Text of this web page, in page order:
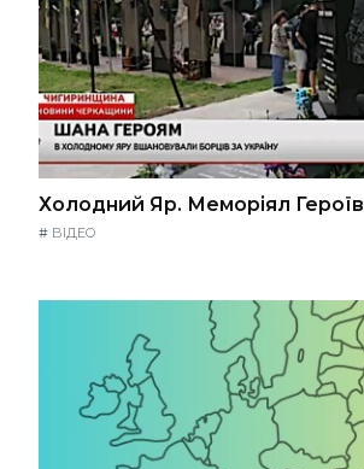
Холодний Яр. Меморіял Героїв
# ВІДЕО